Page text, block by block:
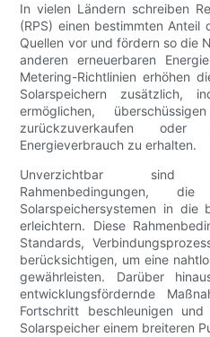
In vielen Ländern schreiben
(RPS) einen bestimmten Anteil
Quellen vor und fördern so die
anderen erneuerbaren
Metering-Richtlinien erhöhen
Solarspeichern zusätzlich,
ermöglichen,
zurückzuverkaufen
Energieverbrauch zu erhalten.
Unverzichtbar sind
Rahmenbedingungen,
Solarspeichersystemen in die
erleichtern. Diese
Standards,
berücksichtigen, um eine
gewährleisten. Darüber
entwicklungsfördernde
Fortschritt beschleunigen
Solarspeicher einem breiteren